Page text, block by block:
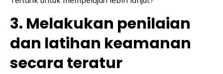
3. Melakukan penilaian
dan latihan keamanan
secara teratur